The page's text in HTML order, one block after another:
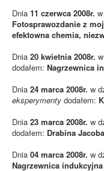
Dnia 11 czerwca 2008r.
Fotosprawozdanie z
efektowna chemia,
Dnia 20 kwietnia 2008r.
dodałem: Nagrzewnica
Dnia 24 marca 2008r. w
eksperymenty dodałem:
Dnia 23 marca 2008r. w
dodałem: Drabina
Dnia 04 marca 2008r. w
Nagrzewnica indukcyjna